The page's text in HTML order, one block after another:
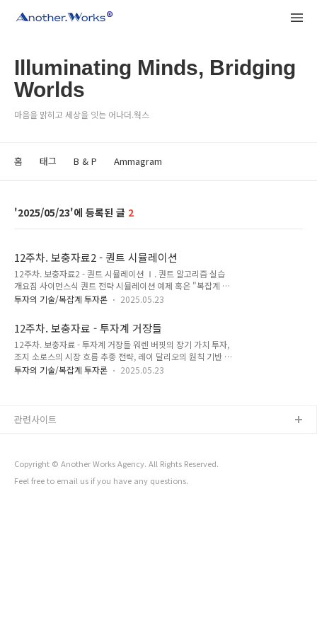
Illuminating Minds, Bridging
Worlds
마음을 맑히고 세상을 잇는 어나더.웍스
홈 태그 B & P Ammagram
2025/05/23 2
12주차. 보충자료2 - 퀀트 시뮬레이션
12주차. 보충자료2 - 퀀트 시뮬레이션 Ⅰ. 퀀트 알고리즘 실습
개요짐 사이먼스식 퀀트 전략 시뮬레이션 예제 혹은 "복잡계 기
반 투자 알고리즘 설계 실습"을 위한 설계안은 아래와 같은 5단
로 연결하며, 시스템 사고, 복잡계 분석, 주역적 통찰을 통합하는
방향으로 설계합니다.아래 단계별 상세 설계 목표는 구현을 위한
최종적인 목표를 제시한 것으로, 제공되는 알고리즘 코드는 개념
이해를 위한 단순화 버전입니다. 실습을 통하여 설계된 목표를
스스로 완성해 나가길 바랍니다. 📘 전체 구성안 요약1단계복잡
투자의 기술/복잡계 투자론 2025.05.23
12주차. 보충자료 - 투자계 거장들
12주차. 보충자료 - 투자계 거장들 워렌 버핏의 장기 가치 투자,
조지 소로스의 시장 흐름 추종 전략, 레이 달리오의 원칙 기반 투
자, 짐 사이먼스의 퀀트 알고리즘 투자 등 투자계의 거장들에 대
란 단순함과 인내의 반복이다."1. ✨ 코카콜라 한 잔, 10억 달러
버핏은 아무도 주목하지 않던 기업에 집중하고 있었습니다.그가
선택한 기업..
투자의 기술/복잡계 투자론 2025.05.23
Copyright © Another Works Agency. All Rights Reserved.
Feel free to email us if you have any questions.
관련사이트